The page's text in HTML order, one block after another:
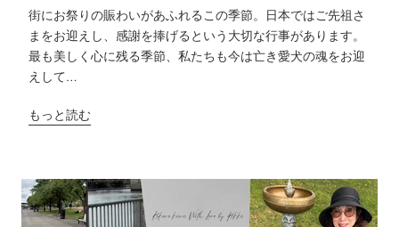
街にお祭りの賑わいがあふれるこの季節。日本ではご先祖さ
まをお迎えし、感謝を捧げるという大切な行事があります。
最も美しく心に残る季節、私たちも今は亡き愛犬の魂をお迎
えして…
もっと読む